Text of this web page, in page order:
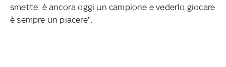
smette: è ancora oggi un campione e vederlo giocare
è sempre un piacere".